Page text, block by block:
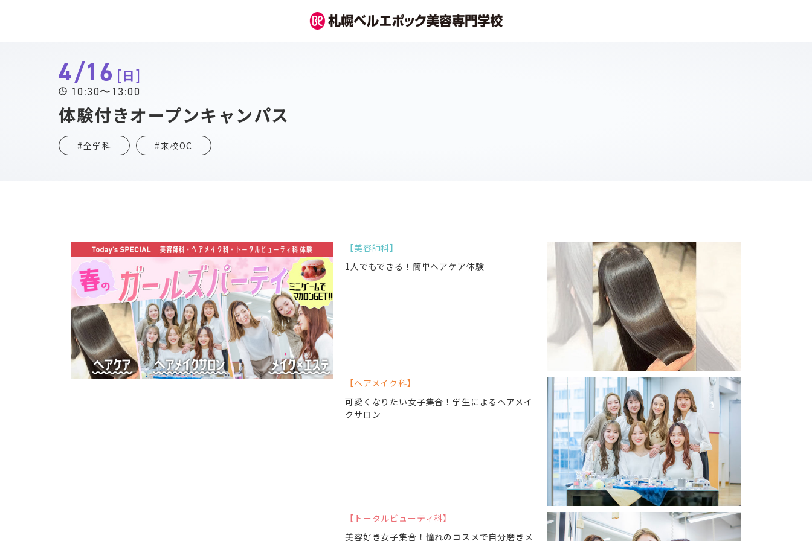
4/16 日
10:30〜13:00
体験付きオープンキャンパス
#全学科 #来校OC
美容師科
1人でもできる！簡単ヘアケア体験
ヘアメイク科
可愛くなりたい女子集合！学生によるヘアメイ
クサロン
トータルビューティ科
美容好き女子集合！憧れのコスメで自分磨きメ